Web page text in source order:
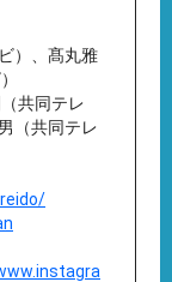
）、髙丸雅
共同テレ
（共同テレ